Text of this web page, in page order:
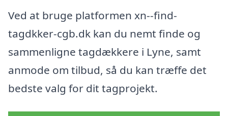
Ved at bruge platformen xn--find-
tagdkker-cgb.dk kan du nemt finde og
sammenligne tagdækkere i Lyne, samt
anmode om tilbud, så du kan træffe det
bedste valg for dit tagprojekt.